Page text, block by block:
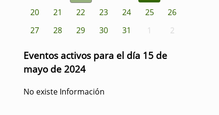
20
21 22 23 24 25
26
27
28 29 30 31 1 2
Eventos activos para el día 15 de
mayo de 2024
No existe Información